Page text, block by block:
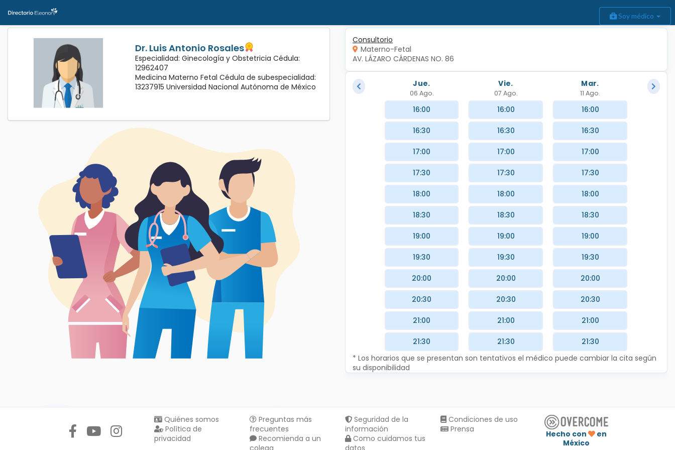
Soy médico
Consultorio
Materno-Fetal
AV. LÁZARO CÁRDENAS NO. 86
Jue.
06 Ago.
Vie.
07 Ago.
Mar.
11 Ago.
16:00
16:30
17:00
17:30
18:00
18:30
19:00
19:30
20:00
20:30
21:00
21:30
16:00
16:30
17:00
17:30
18:00
18:30
19:00
19:30
20:00
20:30
21:00
21:30
16:00
16:30
17:00
17:30
18:00
18:30
19:00
19:30
20:00
20:30
21:00
21:30
* Los horarios que se presentan son tentativos el médico puede cambiar la cita según
su disponibilidad
Dr. Luis Antonio Rosales
Especialidad: Ginecología y Obstetricia Cédula:
12962407
Medicina Materno Fetal Cédula de subespecialidad:
13237915 Universidad Nacional Autónoma de México
Quiénes somos
Política de
privacidad
Preguntas más
frecuentes
Recomienda a un
Seguridad de la
información
Como cuidamos tus
Condiciones de uso
Prensa
Hecho con
en
México